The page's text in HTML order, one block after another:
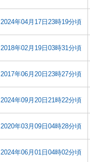
2024年04月17日23時19分頃
2018年02月19日03時31分頃
2017年06月20日23時27分頃
2024年09月20日21時22分頃
2020年03月09日04時28分頃
2024年06月01日04時02分頃